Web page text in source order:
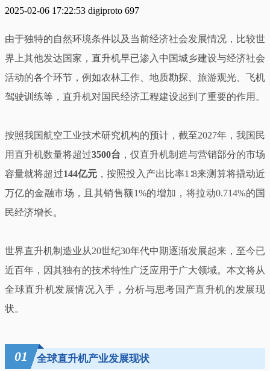
2025-02-06 17:22:53 digiproto 697
由于独特的自然环境条件以及当前经济社会发展情况，比较世
界上其他发达国家，直升机早已渗入中国城乡建设与经济社会
活动的各个环节，例如农林工作、地质勘探、旅游观光、飞机
驾驶训练等，直升机对国民经济工程建设起到了重要的作用。
按照我国航空工业技术研究机构的预计，截至2027年，我国民
用直升机数量将超过3500台 ，仅直升机制造与营销部分的市场
容量就将超过144亿元 ，按照投入产出比率1∶8来测算将撬动近
万亿的金融市场，且其销售额1%的增加，将拉动0.714%的国
民经济增长。
世界直升机制造业从20世纪30年代中期逐渐发展起来，至今已
近百年，因其独有的技术特性广泛应用于广大领域。本文将从
全球直升机发展情况入手，分析与思考国产直升机的发展现
状。
01 全球直升机产业发展现状